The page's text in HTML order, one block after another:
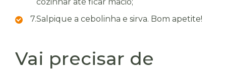
7.Salpique a cebolinha e sirva. Bom apetite!
Vai precisar de